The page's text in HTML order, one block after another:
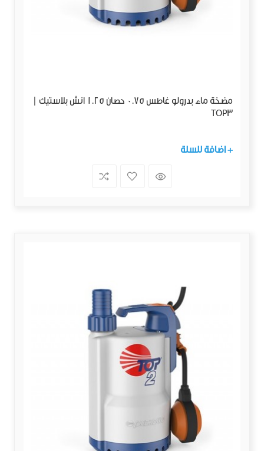
مضخة ماء بدرولو غاطس 0.75 حصان 1.25 انش بلاستيك |
TOP3
+ اضافة للسلة